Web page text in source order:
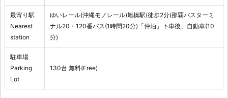
最寄り駅
Nearest
station
ゆいレール(沖縄モノレール)旭橋駅(徒歩2分)那覇バスターミ
ナル20・120番バス(1時間20分)「仲泊」下車後、自動車(10
分)
駐車場
Parking
Lot
130台 無料(Free)